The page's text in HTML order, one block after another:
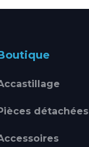
détachées